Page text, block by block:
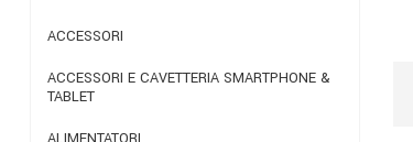
ACCESSORI
ACCESSORI E CAVETTERIA SMARTPHONE &
TABLET